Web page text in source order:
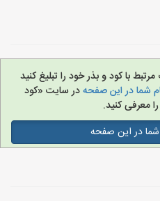
با کود و بذر خود را تبلیغ کنید
شما در این صفحهدر سایت «کود
معرفی کنید.
در این صفحه